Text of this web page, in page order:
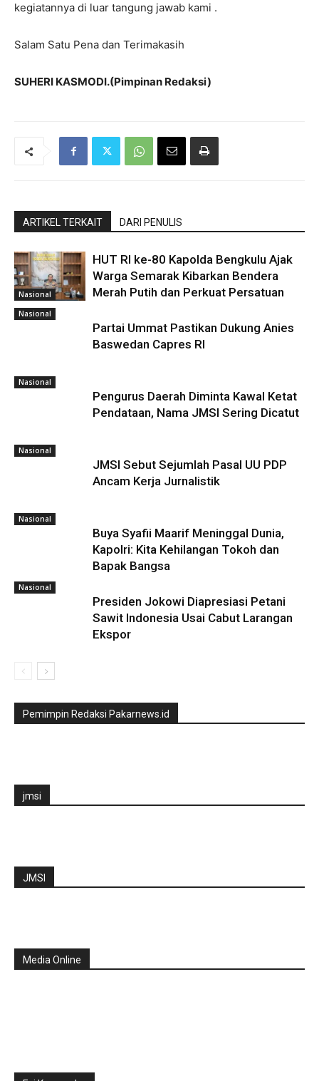
kegiatannya di luar tangung jawab kami .
Salam Satu Pena dan Terimakasih
SUHERI KASMODI.(Pimpinan Redaksi)
ARTIKEL TERKAIT DARI PENULIS
Nasional
HUT RI ke-80 Kapolda Bengkulu Ajak
Warga Semarak Kibarkan Bendera
Merah Putih dan Perkuat Persatuan
Nasional
Partai Ummat Pastikan Dukung Anies
Baswedan Capres RI
Nasional
Pengurus Daerah Diminta Kawal Ketat
Pendataan, Nama JMSI Sering Dicatut
Nasional
JMSI Sebut Sejumlah Pasal UU PDP
Ancam Kerja Jurnalistik
Nasional
Buya Syafii Maarif Meninggal Dunia,
Kapolri: Kita Kehilangan Tokoh dan
Bapak Bangsa
Nasional
Presiden Jokowi Diapresiasi Petani
Sawit Indonesia Usai Cabut Larangan
Ekspor
Pemimpin Redaksi Pakarnews.id
jmsi
JMSI
Media Online